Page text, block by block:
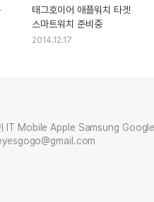
태그호이어 애플워치 타겟
스마트워치 준비중
2014.12.17
위 IT Mobile Apple Samsung